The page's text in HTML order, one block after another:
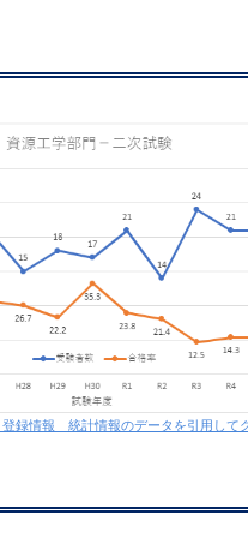
録情報 統計情報のデータを引用して